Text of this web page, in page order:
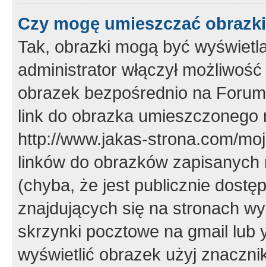
Czy mogę umieszczać
Tak, obrazki mogą być
administrator włączył
obrazek bezpośrednio na
link do obrazka
http://www.jakas-strona.com/
linków do obrazków
(chyba, że jest publicznie
znajdujących się na stronach
skrzynki pocztowe na gmail lub
wyświetlić obrazek użyj